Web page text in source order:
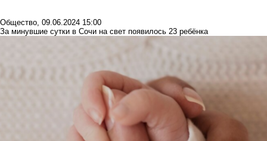
Общество, 09.06.2024 15:00
За минувшие сутки в Сочи на свет появилось 23 ребёнка